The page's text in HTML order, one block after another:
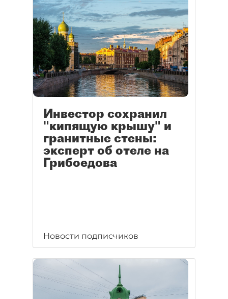
Инвестор сохранил
"кипящую крышу" и
гранитные стены:
эксперт об отеле на
Грибоедова
Новости подписчиков